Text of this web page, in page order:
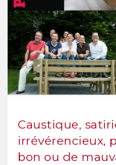
Caustique,
irrévérencieux,
bon ou de